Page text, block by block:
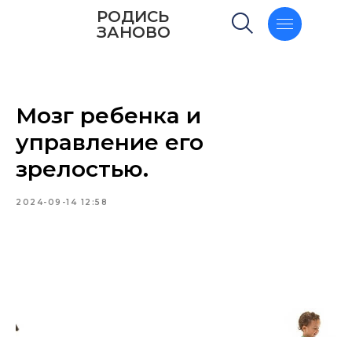
РОДИСЬ
ЗАНОВО
Мозг ребенка и
управление его
зрелостью.
2024-09-14 12:58